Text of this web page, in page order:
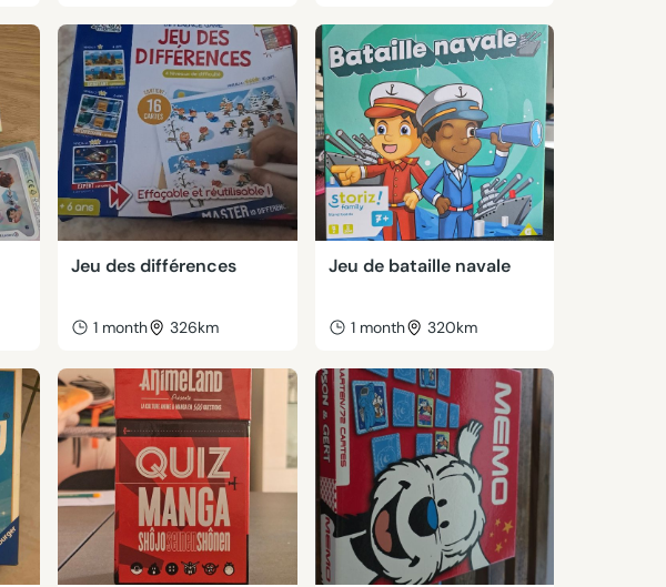
Jeu des différences
1 month 326km
Jeu de bataille navale
1 month 320km